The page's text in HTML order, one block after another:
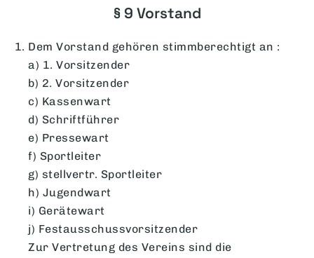
§ 9 Vorstand
Dem Vorstand gehören stimmberechtigt an :
a) 1. Vorsitzender
b) 2. Vorsitzender
c) Kassenwart
d) Schriftführer
e) Pressewart
f) Sportleiter
g) stellvertr. Sportleiter
h) Jugendwart
i) Gerätewart
j) Festausschussvorsitzender
Zur Vertretung des Vereins sind die